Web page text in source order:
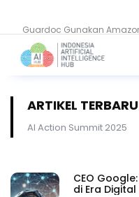
ARTIKEL
AI Action Summit 2025
CEO
di Era Digital